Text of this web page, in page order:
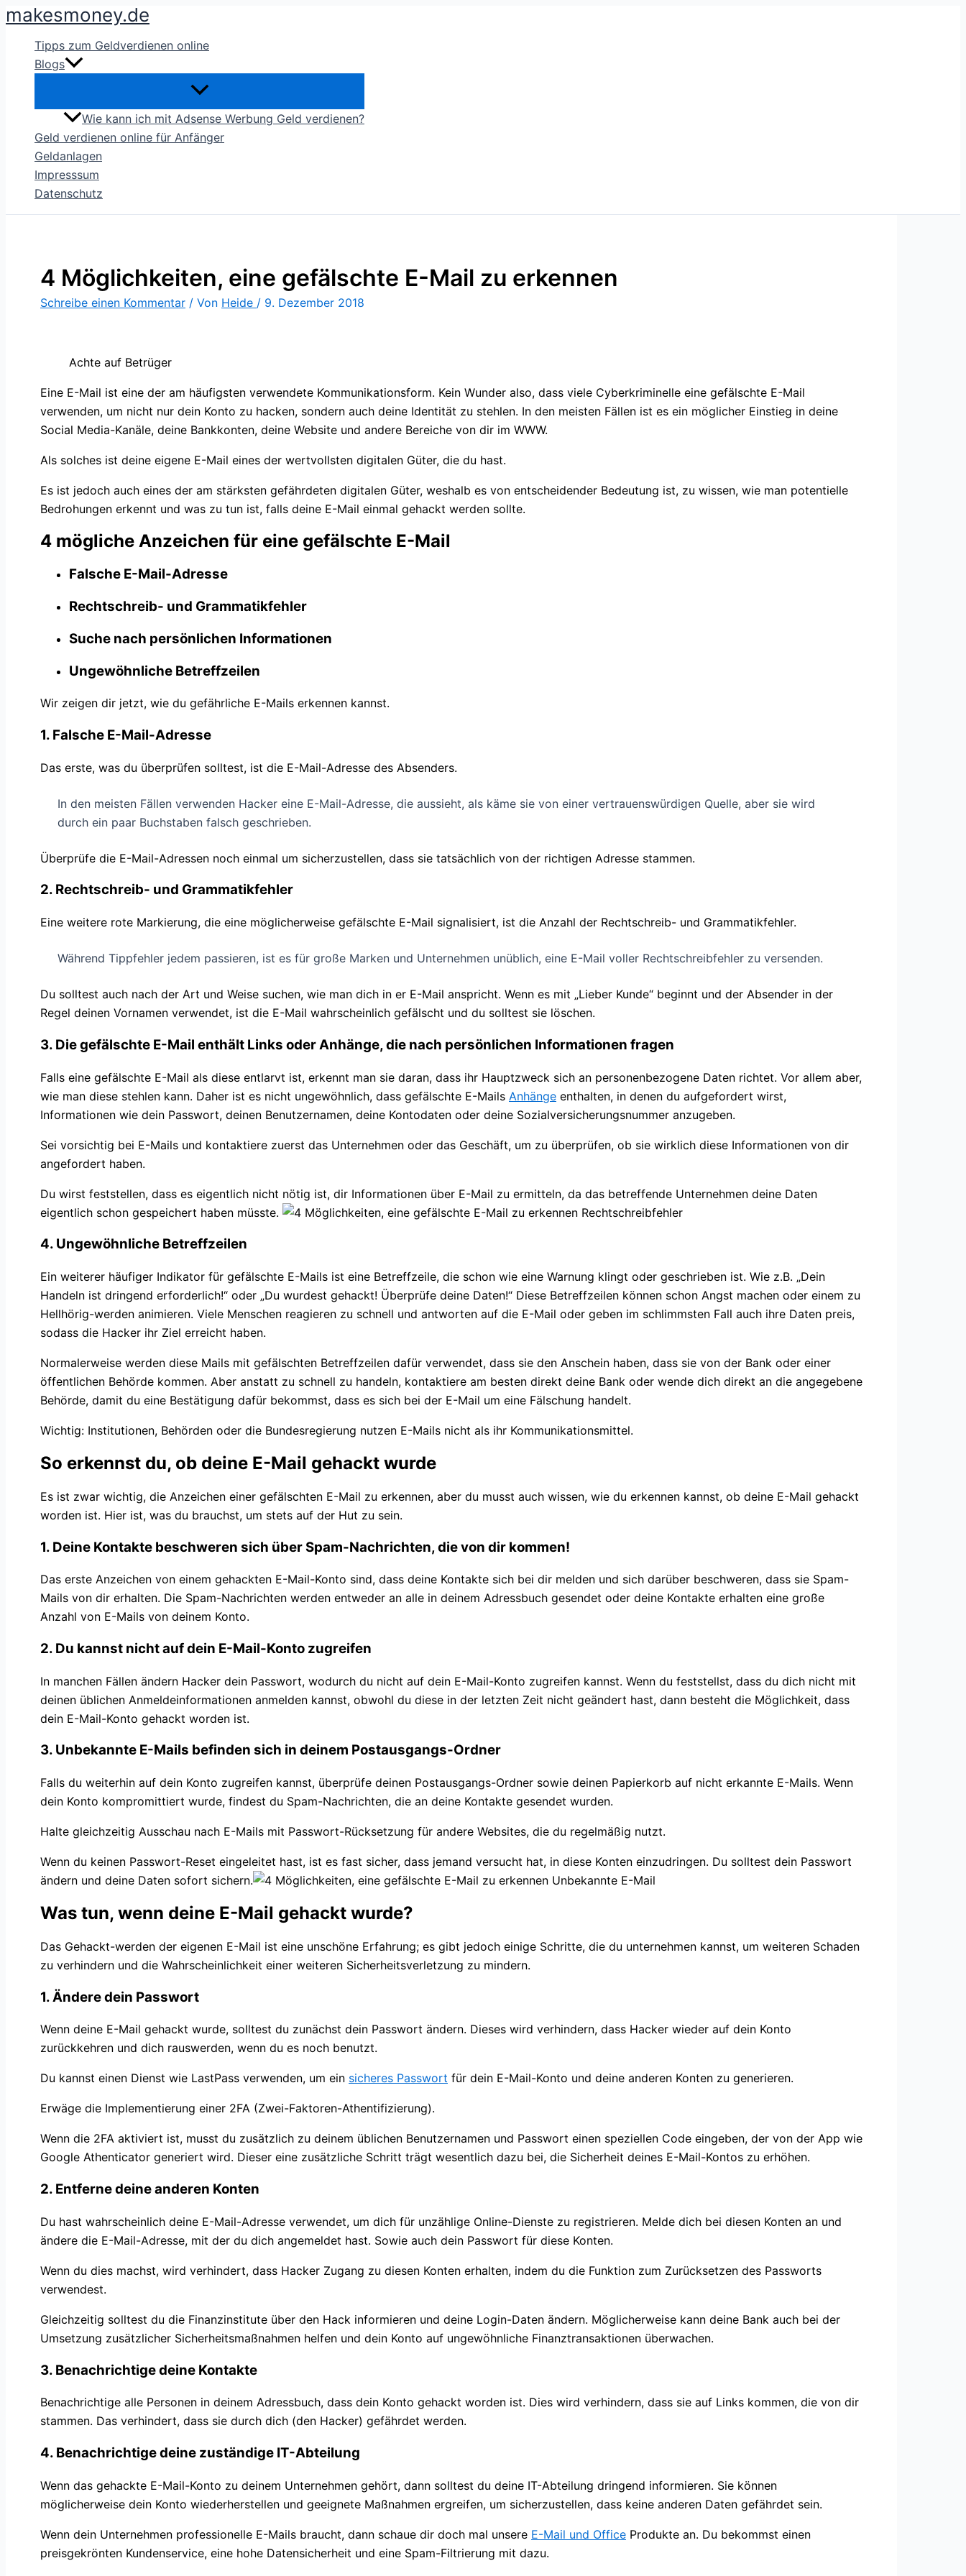
Zum
springen
makesmoney.de
Tipps zum Geldverdienen online
Blogs
Wie kann ich mit Adsense Werbung Geld verdienen?
Geld verdienen online für Anfänger
Geldanlagen
Impresssum
Datenschutz
4 Möglichkeiten, eine gefälschte E-Mail zu erkennen
Schreibe einen Kommentar / Von Heide / 9. Dezember 2018
Achte auf Betrüger
Eine E-Mail ist eine der am häufigsten verwendete Kommunikationsform. Kein Wunder also, dass viele Cyberkriminelle eine gefälschte E-Mail
verwenden, um nicht nur dein Konto zu hacken, sondern auch deine Identität zu stehlen. In den meisten Fällen ist es ein möglicher Einstieg in deine
Social Media-Kanäle, deine Bankkonten, deine Website und andere Bereiche von dir im WWW.
Als solches ist deine eigene E-Mail eines der wertvollsten digitalen Güter, die du hast.
Es ist jedoch auch eines der am stärksten gefährdeten digitalen Güter, weshalb es von entscheidender Bedeutung ist, zu wissen, wie man potentielle
Bedrohungen erkennt und was zu tun ist, falls deine E-Mail einmal gehackt werden sollte.
4 mögliche Anzeichen für eine gefälschte E-Mail
Falsche E-Mail-Adresse
Rechtschreib- und Grammatikfehler
Suche nach persönlichen Informationen
Ungewöhnliche Betreffzeilen
Wir zeigen dir jetzt, wie du gefährliche E-Mails erkennen kannst.
1. Falsche E-Mail-Adresse
Das erste, was du überprüfen solltest, ist die E-Mail-Adresse des Absenders.
In den meisten Fällen verwenden Hacker eine E-Mail-Adresse, die aussieht, als käme sie von einer vertrauenswürdigen Quelle, aber sie wird
durch ein paar Buchstaben falsch geschrieben.
Überprüfe die E-Mail-Adressen noch einmal um sicherzustellen, dass sie tatsächlich von der richtigen Adresse stammen.
2. Rechtschreib- und Grammatikfehler
Eine weitere rote Markierung, die eine möglicherweise gefälschte E-Mail signalisiert, ist die Anzahl der Rechtschreib- und Grammatikfehler.
Während Tippfehler jedem passieren, ist es für große Marken und Unternehmen unüblich, eine E-Mail voller Rechtschreibfehler zu versenden.
Du solltest auch nach der Art und Weise suchen, wie man dich in er E-Mail anspricht. Wenn es mit „Lieber Kunde“ beginnt und der Absender in der
Regel deinen Vornamen verwendet, ist die E-Mail wahrscheinlich gefälscht und du solltest sie löschen.
3. Die gefälschte E-Mail enthält Links oder Anhänge, die nach persönlichen Informationen fragen
Falls eine gefälschte E-Mail als diese entlarvt ist, erkennt man sie daran, dass ihr Hauptzweck sich an personenbezogene Daten richtet. Vor allem aber,
wie man diese stehlen kann. Daher ist es nicht ungewöhnlich, dass gefälschte E-Mails Anhänge enthalten, in denen du aufgefordert wirst,
Informationen wie dein Passwort, deinen Benutzernamen, deine Kontodaten oder deine Sozialversicherungsnummer anzugeben.
Sei vorsichtig bei E-Mails und kontaktiere zuerst das Unternehmen oder das Geschäft, um zu überprüfen, ob sie wirklich diese Informationen von dir
angefordert haben.
Du wirst feststellen, dass es eigentlich nicht nötig ist, dir Informationen über E-Mail zu ermitteln, da das betreffende Unternehmen deine Daten
eigentlich schon gespeichert haben müsste.
4. Ungewöhnliche Betreffzeilen
Ein weiterer häufiger Indikator für gefälschte E-Mails ist eine Betreffzeile, die schon wie eine Warnung klingt oder geschrieben ist. Wie z.B. „Dein
Handeln ist dringend erforderlich!“ oder „Du wurdest gehackt! Überprüfe deine Daten!“ Diese Betreffzeilen können schon Angst machen oder einem zu
Hellhörig-werden animieren. Viele Menschen reagieren zu schnell und antworten auf die E-Mail oder geben im schlimmsten Fall auch ihre Daten preis,
sodass die Hacker ihr Ziel erreicht haben.
Normalerweise werden diese Mails mit gefälschten Betreffzeilen dafür verwendet, dass sie den Anschein haben, dass sie von der Bank oder einer
öffentlichen Behörde kommen. Aber anstatt zu schnell zu handeln, kontaktiere am besten direkt deine Bank oder wende dich direkt an die angegebene
Behörde, damit du eine Bestätigung dafür bekommst, dass es sich bei der E-Mail um eine Fälschung handelt.
Wichtig: Institutionen, Behörden oder die Bundesregierung nutzen E-Mails nicht als ihr Kommunikationsmittel.
So erkennst du, ob deine E-Mail gehackt wurde
Es ist zwar wichtig, die Anzeichen einer gefälschten E-Mail zu erkennen, aber du musst auch wissen, wie du erkennen kannst, ob deine E-Mail gehackt
worden ist. Hier ist, was du brauchst, um stets auf der Hut zu sein.
1. Deine Kontakte beschweren sich über Spam-Nachrichten, die von dir kommen!
Das erste Anzeichen von einem gehackten E-Mail-Konto sind, dass deine Kontakte sich bei dir melden und sich darüber beschweren, dass sie Spam-
Mails von dir erhalten. Die Spam-Nachrichten werden entweder an alle in deinem Adressbuch gesendet oder deine Kontakte erhalten eine große
Anzahl von E-Mails von deinem Konto.
2. Du kannst nicht auf dein E-Mail-Konto zugreifen
In manchen Fällen ändern Hacker dein Passwort, wodurch du nicht auf dein E-Mail-Konto zugreifen kannst. Wenn du feststellst, dass du dich nicht mit
deinen üblichen Anmeldeinformationen anmelden kannst, obwohl du diese in der letzten Zeit nicht geändert hast, dann besteht die Möglichkeit, dass
dein E-Mail-Konto gehackt worden ist.
3. Unbekannte E-Mails befinden sich in deinem Postausgangs-Ordner
Falls du weiterhin auf dein Konto zugreifen kannst, überprüfe deinen Postausgangs-Ordner sowie deinen Papierkorb auf nicht erkannte E-Mails. Wenn
dein Konto kompromittiert wurde, findest du Spam-Nachrichten, die an deine Kontakte gesendet wurden.
Halte gleichzeitig Ausschau nach E-Mails mit Passwort-Rücksetzung für andere Websites, die du regelmäßig nutzt.
Wenn du keinen Passwort-Reset eingeleitet hast, ist es fast sicher, dass jemand versucht hat, in diese Konten einzudringen. Du solltest dein Passwort
ändern und deine Daten sofort sichern.
Was tun, wenn deine E-Mail gehackt wurde?
Das Gehackt-werden der eigenen E-Mail ist eine unschöne Erfahrung; es gibt jedoch einige Schritte, die du unternehmen kannst, um weiteren Schaden
zu verhindern und die Wahrscheinlichkeit einer weiteren Sicherheitsverletzung zu mindern.
1. Ändere dein Passwort
Wenn deine E-Mail gehackt wurde, solltest du zunächst dein Passwort ändern. Dieses wird verhindern, dass Hacker wieder auf dein Konto
zurückkehren und dich rauswerden, wenn du es noch benutzt.
Du kannst einen Dienst wie LastPass verwenden, um ein sicheres Passwort für dein E-Mail-Konto und deine anderen Konten zu generieren.
Erwäge die Implementierung einer 2FA (Zwei-Faktoren-Athentifizierung).
Wenn die 2FA aktiviert ist, musst du zusätzlich zu deinem üblichen Benutzernamen und Passwort einen speziellen Code eingeben, der von der App wie
Google Athenticator generiert wird. Dieser eine zusätzliche Schritt trägt wesentlich dazu bei, die Sicherheit deines E-Mail-Kontos zu erhöhen.
2. Entferne deine anderen Konten
Du hast wahrscheinlich deine E-Mail-Adresse verwendet, um dich für unzählige Online-Dienste zu registrieren. Melde dich bei diesen Konten an und
ändere die E-Mail-Adresse, mit der du dich angemeldet hast. Sowie auch dein Passwort für diese Konten.
Wenn du dies machst, wird verhindert, dass Hacker Zugang zu diesen Konten erhalten, indem du die Funktion zum Zurücksetzen des Passworts
verwendest.
Gleichzeitig solltest du die Finanzinstitute über den Hack informieren und deine Login-Daten ändern. Möglicherweise kann deine Bank auch bei der
Umsetzung zusätzlicher Sicherheitsmaßnahmen helfen und dein Konto auf ungewöhnliche Finanztransaktionen überwachen.
3. Benachrichtige deine Kontakte
Benachrichtige alle Personen in deinem Adressbuch, dass dein Konto gehackt worden ist. Dies wird verhindern, dass sie auf Links kommen, die von dir
stammen. Das verhindert, dass sie durch dich (den Hacker) gefährdet werden.
4. Benachrichtige deine zuständige IT-Abteilung
Wenn das gehackte E-Mail-Konto zu deinem Unternehmen gehört, dann solltest du deine IT-Abteilung dringend informieren. Sie können
möglicherweise dein Konto wiederherstellen und geeignete Maßnahmen ergreifen, um sicherzustellen, dass keine anderen Daten gefährdet sein.
Wenn dein Unternehmen professionelle E-Mails braucht, dann schaue dir doch mal unsere E-Mail und Office Produkte an. Du bekommst einen
preisgekrönten Kundenservice, eine hohe Datensicherheit und eine Spam-Filtrierung mit dazu.